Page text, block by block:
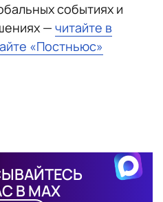
событиях и
— читайте в
«Постньюс»
В MAX